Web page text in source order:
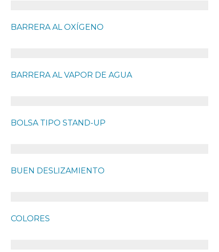
BARRERA AL OXÍGENO
BARRERA AL VAPOR DE AGUA
BOLSA TIPO STAND-UP
BUEN DESLIZAMIENTO
COLORES